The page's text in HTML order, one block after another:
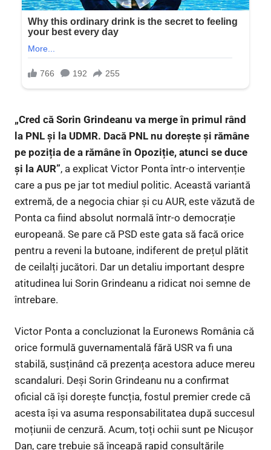
„Cred că Sorin Grindeanu va merge în primul rând
la PNL și la UDMR. Dacă PNL nu dorește și rămâne
pe poziția de a rămâne în Opoziție, atunci se duce
și la AUR”, a explicat Victor Ponta într-o intervenție
care a pus pe jar tot mediul politic. Această variantă
extremă, de a negocia chiar și cu AUR, este văzută de
Ponta ca fiind absolut normală într-o democrație
europeană. Se pare că PSD este gata să facă orice
pentru a reveni la butoane, indiferent de prețul plătit
de ceilalți jucători. Dar un detaliu important despre
atitudinea lui Sorin Grindeanu a ridicat noi semne de
întrebare.
Victor Ponta a concluzionat la Euronews România că
orice formulă guvernamentală fără USR va fi una
stabilă, susținând că prezența acestora aduce mereu
scandaluri. Deși Sorin Grindeanu nu a confirmat
oficial că își dorește funcția, fostul premier crede că
acesta își va asuma responsabilitatea după succesul
moțiunii de cenzură. Acum, toți ochii sunt pe Nicușor
Dan, care trebuie să înceapă rapid consultările